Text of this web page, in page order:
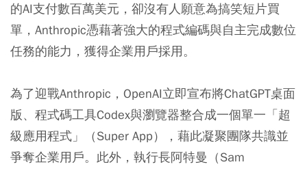
的AI支付數百萬美元，卻沒有人願意為搞笑短片買
單，Anthropic憑藉著強大的程式編碼與自主完成數位
任務的能力，獲得企業用戶採用。
為了迎戰Anthropic，OpenAI立即宣布將ChatGPT桌面
版、程式碼工具Codex與瀏覽器整合成一個單一「超
級應用程式」（Super App），藉此凝聚團隊共識並
爭奪企業用戶。此外，執行長阿特曼（Sam